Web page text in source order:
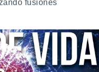
fusiones